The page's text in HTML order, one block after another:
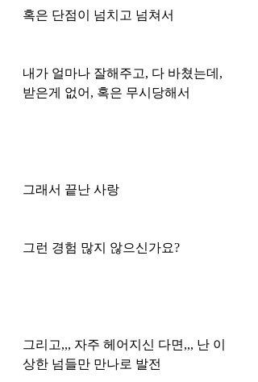
혹은 단점이 넘치고 넘쳐서
내가 얼마나 잘해주고, 다 바쳤는데,
받은게 없어, 혹은 무시당해서
그래서 끝난 사랑
그런 경험 많지 않으신가요?
그리고,,, 자주 헤어지신 다면,,, 난 이
상한 넘들만 만나로 발전